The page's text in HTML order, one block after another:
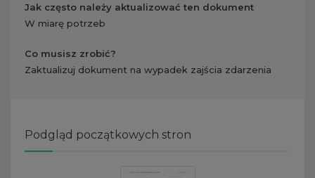
Jak często należy aktualizować ten dokument
W miarę potrzeb
Co musisz zrobić?
​ Zaktualizuj dokument na wypadek zajścia zdarzenia
Podgląd początkowych stron